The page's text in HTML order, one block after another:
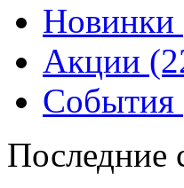
Новинки
Акции
События
Последние